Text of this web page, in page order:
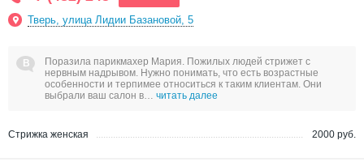
Тверь, улица Лидии Базановой, 5
Поразила парикмахер Мария. Пожилых людей стрижет с
нервным надрывом. Нужно понимать, что есть возрастные
особенности и терпимее относиться к таким клиентам. Они
выбрали ваш салон в… читать далее
Стрижка женская 2000 руб.